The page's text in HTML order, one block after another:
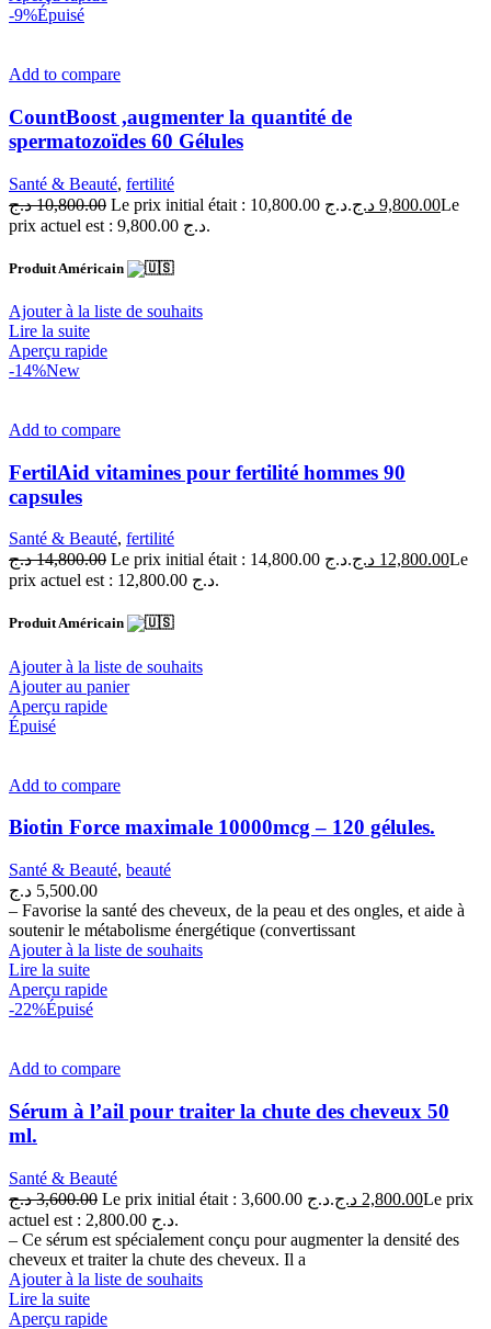
-9%Épuisé
Add to compare
CountBoost ,augmenter la quantité de
spermatozoïdes 60 Gélules
Santé & Beauté, fertilité
10,800.00 د.ج Le prix initial était : 10,800.00 د.ج. 9,800.00 د.ج
Le
prix actuel est : 9,800.00 د.ج.
Produit Américain
Ajouter à la liste de souhaits
Lire la suite
Aperçu rapide
-14%New
Add to compare
FertilAid vitamines pour fertilité hommes 90
capsules
Santé & Beauté, fertilité
14,800.00 د.ج Le prix initial était : 14,800.00 د.ج. 12,800.00 د.ج
Le
prix actuel est : 12,800.00 د.ج.
Produit Américain
Ajouter à la liste de souhaits
Ajouter au panier
Aperçu rapide
Épuisé
Add to compare
Biotin Force maximale 10000mcg – 120 gélules.
Santé & Beauté, beauté
5,500.00 د.ج
– Favorise la santé des cheveux, de la peau et des ongles, et aide à
soutenir le métabolisme énergétique (convertissant
Ajouter à la liste de souhaits
Lire la suite
Aperçu rapide
-22%Épuisé
Add to compare
Sérum à l’ail pour traiter la chute des cheveux 50
ml.
Santé & Beauté
3,600.00 د.ج Le prix initial était : 3,600.00 د.ج. 2,800.00 د.ج
Le prix
actuel est : 2,800.00 د.ج.
– Ce sérum est spécialement conçu pour augmenter la densité des
cheveux et traiter la chute des cheveux. Il a
Ajouter à la liste de souhaits
Lire la suite
Aperçu rapide